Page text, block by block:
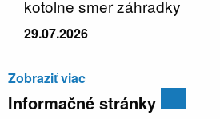
kotolne smer záhradky
29.07.2026
Zobraziť viac
Informačné stránky